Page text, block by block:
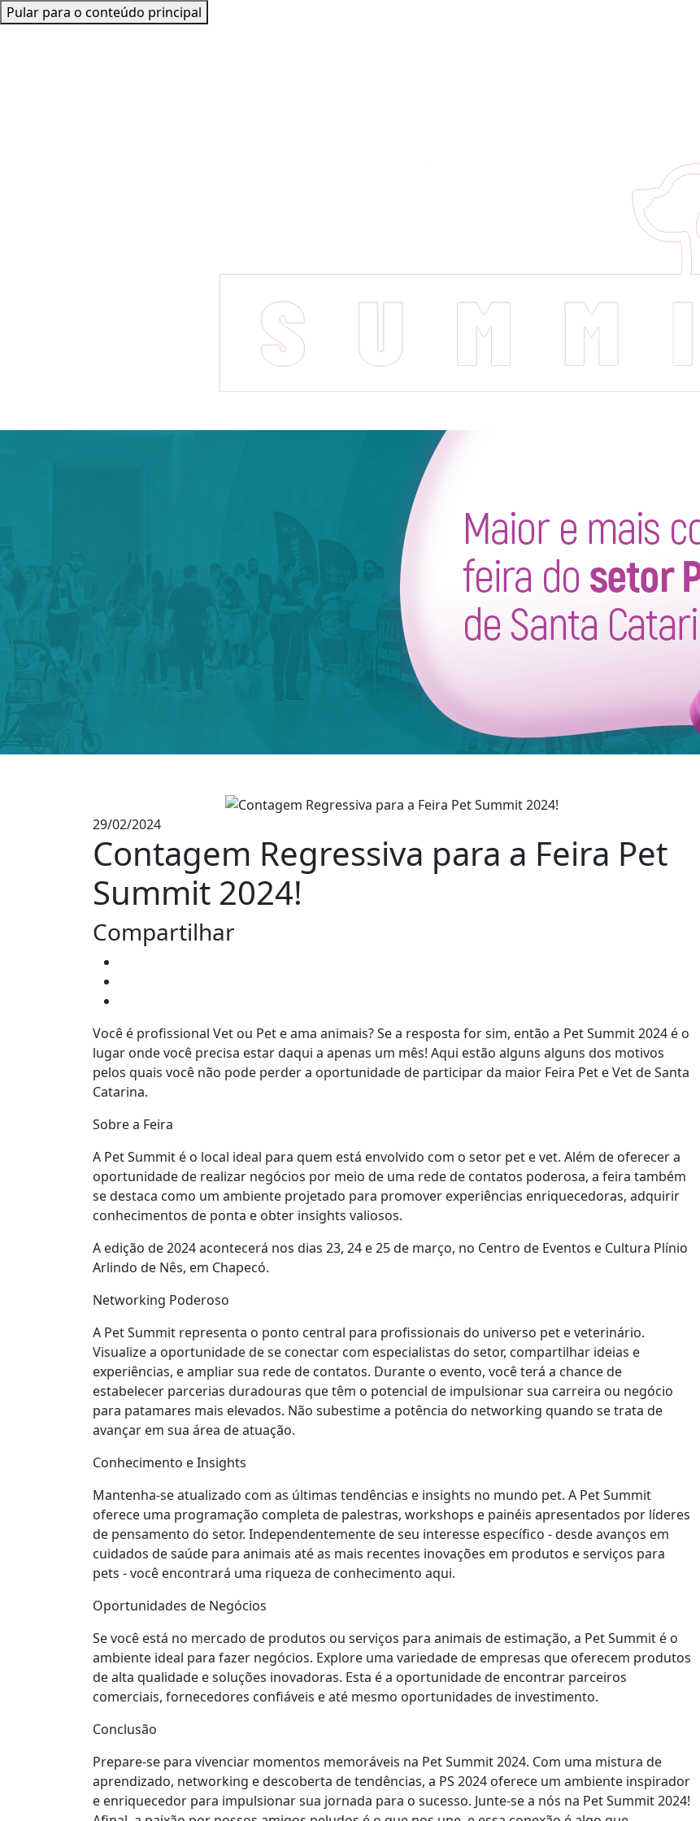
Pular para o conteúdo principal
29/02/2024
Contagem Regressiva para a Feira Pet
Summit 2024!
Compartilhar
Você é profissional Vet ou Pet e ama animais? Se a resposta for sim, então a Pet Summit 2024 é o
lugar onde você precisa estar daqui a apenas um mês! Aqui estão alguns alguns dos motivos
pelos quais você não pode perder a oportunidade de participar da maior Feira Pet e Vet de Santa
Catarina.
Sobre a Feira
A Pet Summit é o local ideal para quem está envolvido com o setor pet e vet. Além de oferecer a
oportunidade de realizar negócios por meio de uma rede de contatos poderosa, a feira também
se destaca como um ambiente projetado para promover experiências enriquecedoras, adquirir
conhecimentos de ponta e obter insights valiosos.
A edição de 2024 acontecerá nos dias 23, 24 e 25 de março, no Centro de Eventos e Cultura Plínio
Arlindo de Nês, em Chapecó.
Networking Poderoso
A Pet Summit representa o ponto central para profissionais do universo pet e veterinário.
Visualize a oportunidade de se conectar com especialistas do setor, compartilhar ideias e
experiências, e ampliar sua rede de contatos. Durante o evento, você terá a chance de
estabelecer parcerias duradouras que têm o potencial de impulsionar sua carreira ou negócio
para patamares mais elevados. Não subestime a potência do networking quando se trata de
avançar em sua área de atuação.
Conhecimento e Insights
Mantenha-se atualizado com as últimas tendências e insights no mundo pet. A Pet Summit
oferece uma programação completa de palestras, workshops e painéis apresentados por líderes
de pensamento do setor. Independentemente de seu interesse específico - desde avanços em
cuidados de saúde para animais até as mais recentes inovações em produtos e serviços para
pets - você encontrará uma riqueza de conhecimento aqui.
Oportunidades de Negócios
Se você está no mercado de produtos ou serviços para animais de estimação, a Pet Summit é o
ambiente ideal para fazer negócios. Explore uma variedade de empresas que oferecem produtos
de alta qualidade e soluções inovadoras. Esta é a oportunidade de encontrar parceiros
comerciais, fornecedores confiáveis e até mesmo oportunidades de investimento.
Conclusão
Prepare-se para vivenciar momentos memoráveis na Pet Summit 2024. Com uma mistura de
aprendizado, networking e descoberta de tendências, a PS 2024 oferece um ambiente inspirador
e enriquecedor para impulsionar sua jornada para o sucesso. Junte-se a nós na Pet Summit 2024!